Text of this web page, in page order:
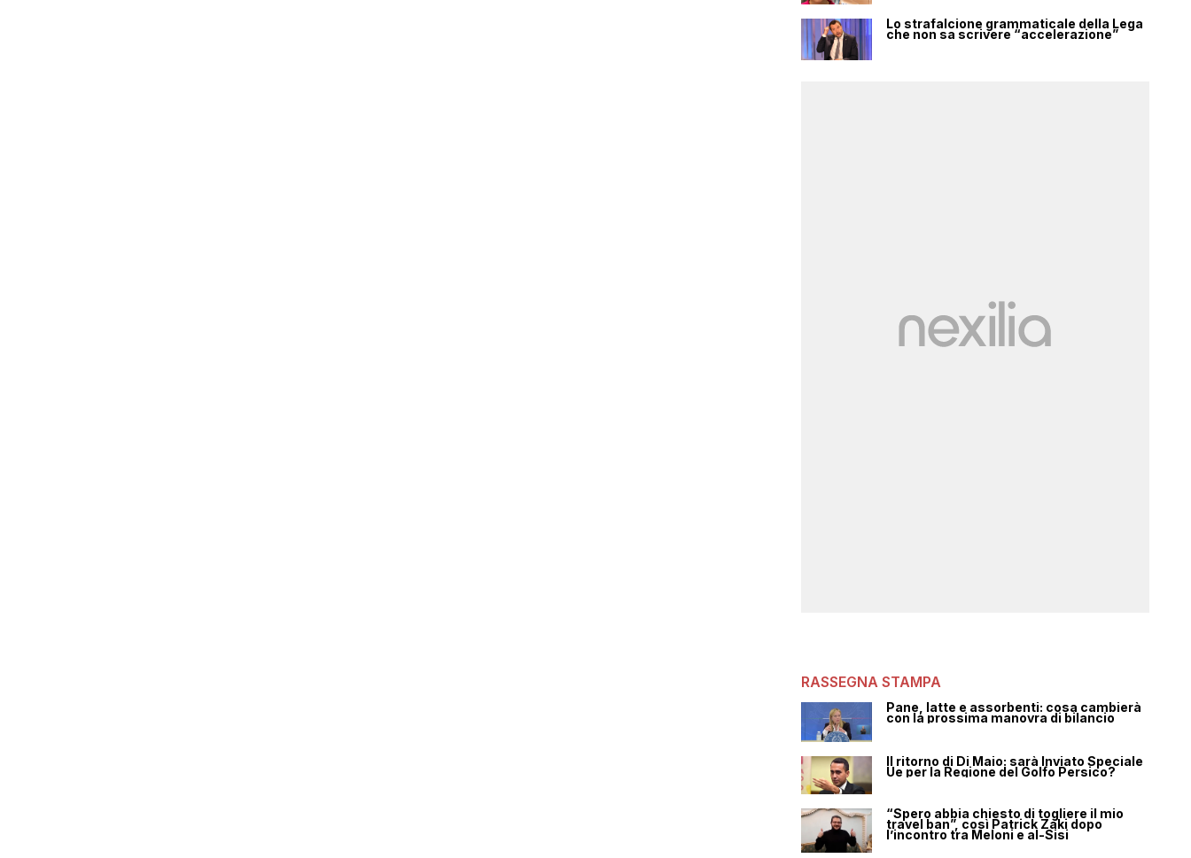
Lo strafalcione grammaticale della Lega
che non sa scrivere “accelerazione”
RASSEGNA STAMPA
Pane, latte e assorbenti: cosa cambierà
con la prossima manovra di bilancio
Il ritorno di Di Maio: sarà Inviato Speciale
Ue per la Regione del Golfo Persico?
“Spero abbia chiesto di togliere il mio
travel ban”, così Patrick Zaki dopo
l’incontro tra Meloni e al-Sisi